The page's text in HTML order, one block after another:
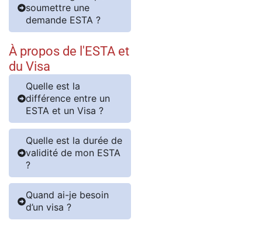
soumettre une
demande ESTA ?
À propos de l'ESTA et
du Visa
Quelle est la
différence entre un
ESTA et un Visa ?
Quelle est la durée de
validité de mon ESTA
?
Quand ai-je besoin
d’un visa ?